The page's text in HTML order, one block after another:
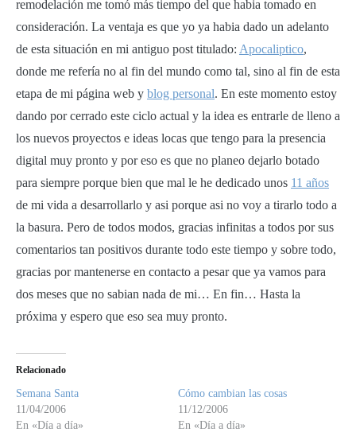
remodelación me tomó más tiempo del que habia tomado en
consideración. La ventaja es que yo ya habia dado un adelanto
de esta situación en mi antiguo post titulado: Apocaliptico,
donde me refería no al fin del mundo como tal, sino al fin de esta
etapa de mi página web y blog personal. En este momento estoy
dando por cerrado este ciclo actual y la idea es entrarle de lleno a
los nuevos proyectos e ideas locas que tengo para la presencia
digital muy pronto y por eso es que no planeo dejarlo botado
para siempre porque bien que mal le he dedicado unos 11 años
de mi vida a desarrollarlo y asi porque asi no voy a tirarlo todo a
la basura. Pero de todos modos, gracias infinitas a todos por sus
comentarios tan positivos durante todo este tiempo y sobre todo,
gracias por mantenerse en contacto a pesar que ya vamos para
dos meses que no sabian nada de mi… En fin… Hasta la
próxima y espero que eso sea muy pronto.
Relacionado
Semana Santa
11/04/2006
En «Día a día»
Cómo cambian las cosas
11/12/2006
En «Día a día»